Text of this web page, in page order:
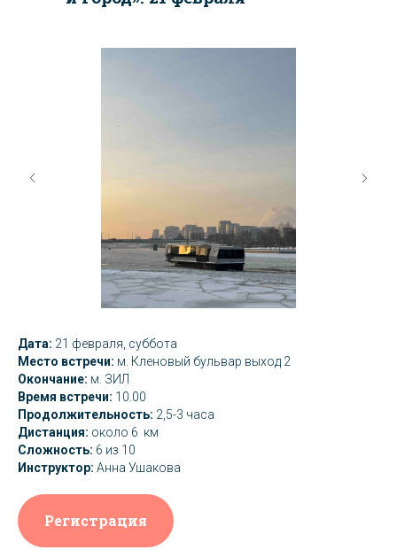
Дата: 21 февраля, суббота
Место встречи: м. Кленовый бульвар выход 2
Окончание: м. ЗИЛ
Время встречи: 10.00
Продолжительность: 2,5-3 часа
Дистанция: около 6 км
Сложность: 6 из 10
Инструктор: Анна Ушакова
Регистрация